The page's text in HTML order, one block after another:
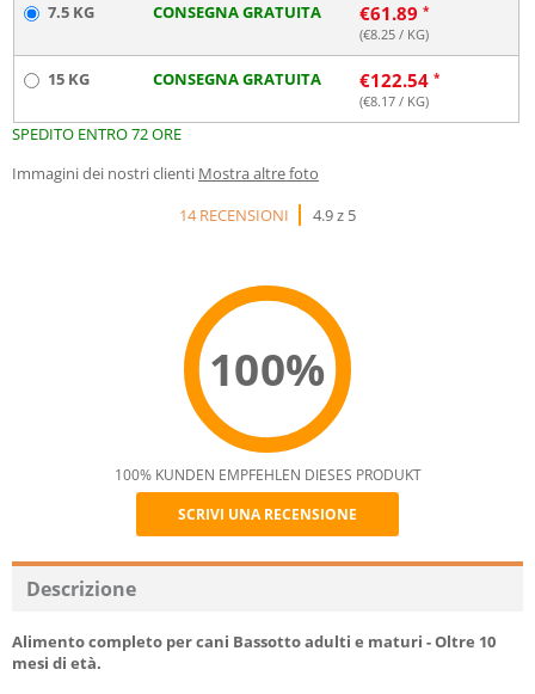
7.5 KG CONSEGNA GRATUITA €61.89
(€8.25 / KG)
15 KG CONSEGNA GRATUITA €122.54
(€8.17 / KG)
SPEDITO ENTRO 72 ORE
Immagini dei nostri clienti Mostra altre foto
14 RECENSIONI
4.9 z 5
100%
Recommend
100% KUNDEN EMPFEHLEN DIESES PRODUKT
SCRIVI UNA RECENSIONE
Descrizione
Alimento completo per cani Bassotto adulti e maturi - Oltre 10
mesi di età.